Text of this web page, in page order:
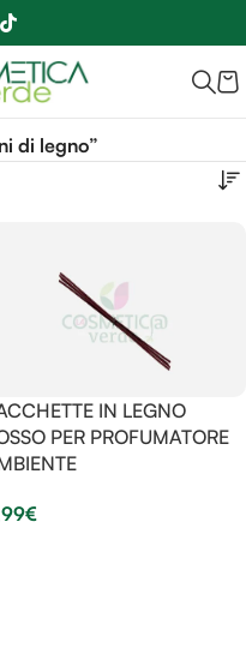
- 3886572748
di legno”
IN LEGNO
PER PROFUMATORE
€